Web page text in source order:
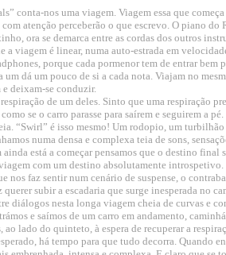
conta-nos uma viagem. Viagem essa que
atenção perceberão o que escrevo. O piano
ora se demarca entre as cordas dos outros
a viagem é linear, numa auto-estrada em
porque cada pormenor tem de entrar bem
um dá um pouco de si a cada nota. Viajam no
deixam-se conduzir.
de um deles. Sinto que uma respiração
se o carro parasse para saírem e seguirem a
“Swirl” é isso mesmo! Um rodopio, um
numa densa e complexa teia de sons,
está a começar pensamos que o destino
com um destino absolutamente introspetivo.
nos faz sentir num cenário de suspense, o
querer subir a escadaria que surge inesperada no
diálogos nesta longa viagem cheia de curvas e
e saímos de um carro em andamento,
ao lado do quinteto, à espera de recuperar a
há tempo para que tudo decorra. Quando